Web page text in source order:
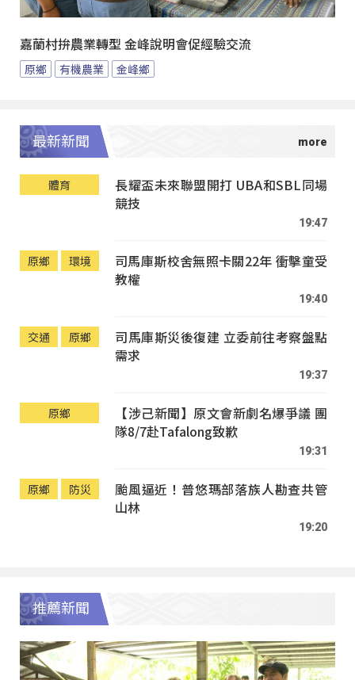
嘉蘭村拚農業轉型 金峰說明會促經驗交流
原鄉 有機農業 金峰鄉
最新新聞
體育
長耀盃未來聯盟開打 UBA和SBL同場
競技
19:47
原鄉 環境
司馬庫斯校舍無照卡關22年 衝擊童受
教權
19:40
交通 原鄉
司馬庫斯災後復建 立委前往考察盤點
需求
19:37
原鄉
【涉己新聞】原文會新劇名爆爭議 團
隊8/7赴Tafalong致歉
19:31
原鄉 防災
颱風逼近！普悠瑪部落族人勘查共管
山林
19:20
推薦新聞